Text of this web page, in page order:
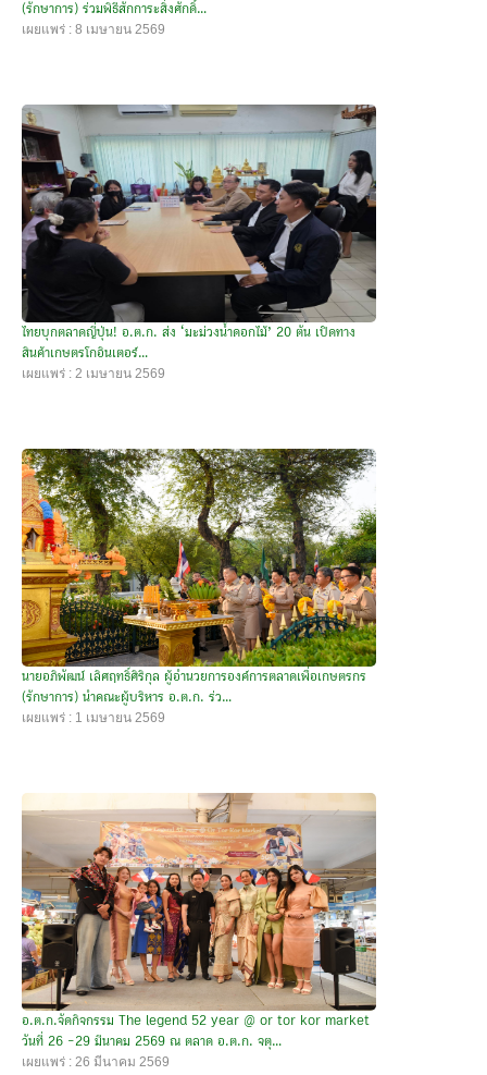
(รักษาการ) ร่วมพิธีสักการะสิ่งศักดิ์...
เผยแพร่ : 8 เมษายน 2569
ไทยบุกตลาดญี่ปุ่น! อ.ต.ก. ส่ง ‘มะม่วงน้ำดอกไม้’ 20 ตัน เปิดทาง
สินค้าเกษตรโกอินเตอร์...
เผยแพร่ : 2 เมษายน 2569
นายอภิพัฒน์ เลิศฤทธิ์ศิริกุล ผู้อำนวยการองค์การตลาดเพื่อเกษตรกร
(รักษาการ) นำคณะผู้บริหาร อ.ต.ก. ร่ว...
เผยแพร่ : 1 เมษายน 2569
อ.ต.ก.จัดกิจกรรม The legend 52 year @ or tor kor market
วันที่ 26 -29 มีนาคม 2569 ณ ตลาด อ.ต.ก. จตุ...
เผยแพร่ : 26 มีนาคม 2569